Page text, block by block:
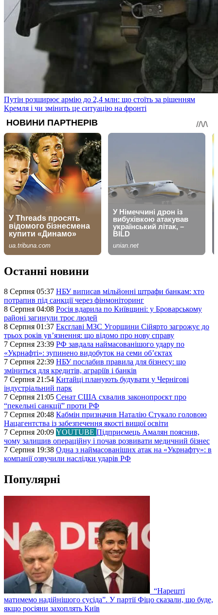
Путін розширює армію до 2,4 млн: що стоїть за рішенням
Кремля і чи змінить це ситуацію на фронті
Останні новини
8 Серпня 05:37 НБУ виписав мільйонні штрафи банкам: хто
потрапив під санкції через фінмоніторинг
8 Серпня 04:08 Росія вдарила по Київщині: у Броварському
районі загинули троє людей
8 Серпня 01:37 Ексглаві МЗС Угорщини Сійярто загрожує до
трьох років ув’язнення: що відомо про нову справу
7 Серпня 23:39 РФ завдала наймасованішого удару по
«Укрнафті»: зупинено видобуток на семи об’єктах
7 Серпня 22:39 НБУ послабив правила для бізнесу: що
зміниться для кредитів, аграріїв і банків
7 Серпня 21:54 Китайці планують будувати у Чернігові
індустріальний парк
7 Серпня 21:05 Сенат США схвалив законопроєкт про
“пекельні санкції” проти РФ
7 Серпня 20:48 Кабмін призначив Наталію Стукало головою
Нацагентства із забезпечення якості вищої освіти
7 Серпня 20:09 YOUTUBE Підприємець Амалян пояснив,
чому залишив операційну і почав розвивати медичний бізнес
7 Серпня 19:38 Одна з наймасованіших атак на «Укрнафту»: в
компанії озвучили наслідки ударів РФ
Популярні
“Нарешті
матимемо надійнішого сусіда”. У партії Фіцо сказали, що буде,
якщо росіяни захоплять Київ